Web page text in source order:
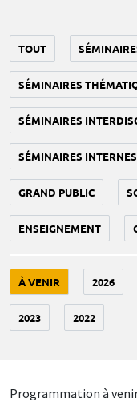
TOUT
SÉMINAIRES
SÉMINAIRES
SÉMINAIRES INTERNES
GRAND PUBLIC
ENSEIGNEMENT
À VENIR 2026
2023 2022
Programmation à